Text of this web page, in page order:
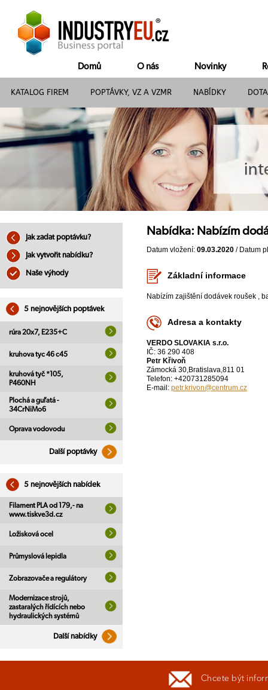
Domů O nás Novinky
KATALOG FIREM POPTÁVKY, VZ A VZMR NABÍDKY
Jak zadat poptávku?
Jak vytvořit nabídku?
Naše výhody
5 nejnovějších poptávek
rúra 20x7, E235+C
kruhova tyc 46 c45
kruhová tyč *105,
P460NH
Plochá a guľatá -
34CrNiMo6
Oprava vodovodu
Další poptávky
5 nejnovějších nabídek
Filament PLA od 179,- na
www.tiskve3d.cz
Ložisková ocel
Průmyslová lepidla
Zobrazovače a regulátory
Modernizace strojů,
zastaralých řídících nebo
hydraulických systémů
Další nabídky
Nabídka: Nabízím
Datum vložení: 09.03.2020 / Datum
Základní informace
Nabízím zajištění dodávek roušek ,
Adresa a kontakty
VERDO SLOVAKIA s.r.o.
IČ: 36 290 408
Petr Křivoň
Zámocká 30,Bratislava,811 01
Telefon: +420731285094
E-mail: petr.krivon@centrum.cz
Chcete být